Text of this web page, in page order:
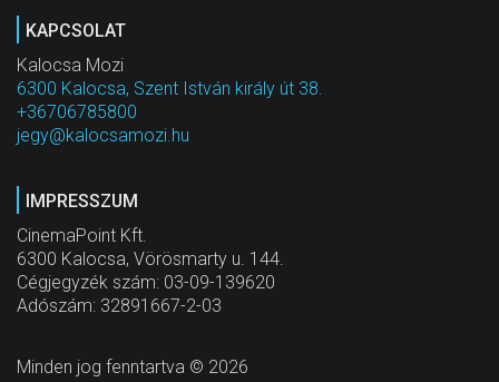
KAPCSOLAT
Kalocsa Mozi
6300 Kalocsa, Szent István király út 38.
+36706785800
jegy@kalocsamozi.hu
IMPRESSZUM
CinemaPoint Kft.
6300 Kalocsa, Vörösmarty u. 144.
Cégjegyzék szám: 03-09-139620
Adószám: 32891667-2-03
Minden jog fenntartva © 2026